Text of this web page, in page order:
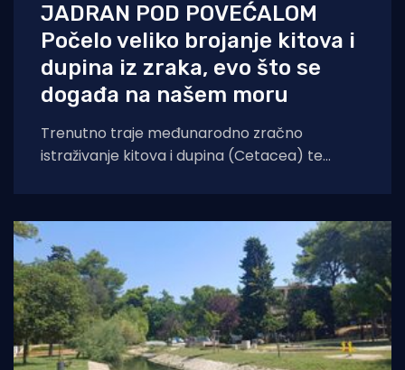
JADRAN POD POVEĆALOM
Počelo veliko brojanje kitova i
dupina iz zraka, evo što se
događa na našem moru
Trenutno traje međunarodno zračno
istraživanje kitova i dupina (Cetacea) te